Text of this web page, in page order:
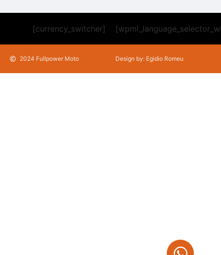
[currency_switcher]
2024 Fullpower Moto Design by: Egidio Romeu